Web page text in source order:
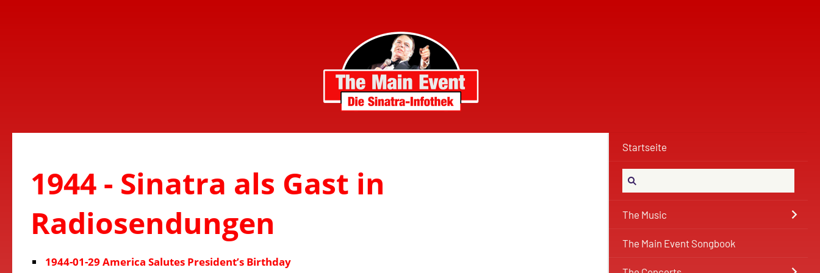
Startseite
The Music
The Main Event Songbook
1944 - Sinatra als Gast in
Radiosendungen
1944-01-29 America Salutes President’s Birthday